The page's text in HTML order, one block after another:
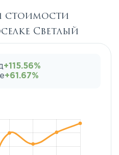
стоимости
Светлый
+115.56%
+61.67%